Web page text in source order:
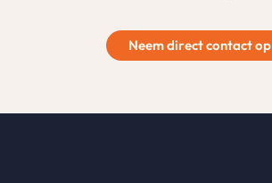
Neem direct contact op